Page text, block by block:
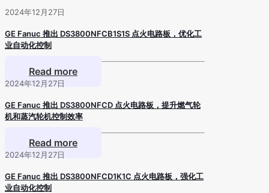
2024年12月27日
GE Fanuc 推出 DS3800NFCB1S1S 点火电路板，优化工
业自动化控制
Read more
2024年12月27日
GE Fanuc 推出 DS3800NFCD 点火电路板，提升燃气轮
机和蒸汽轮机控制效率
Read more
2024年12月27日
GE Fanuc 推出 DS3800NFCD1K1C 点火电路板，强化工
业自动化控制